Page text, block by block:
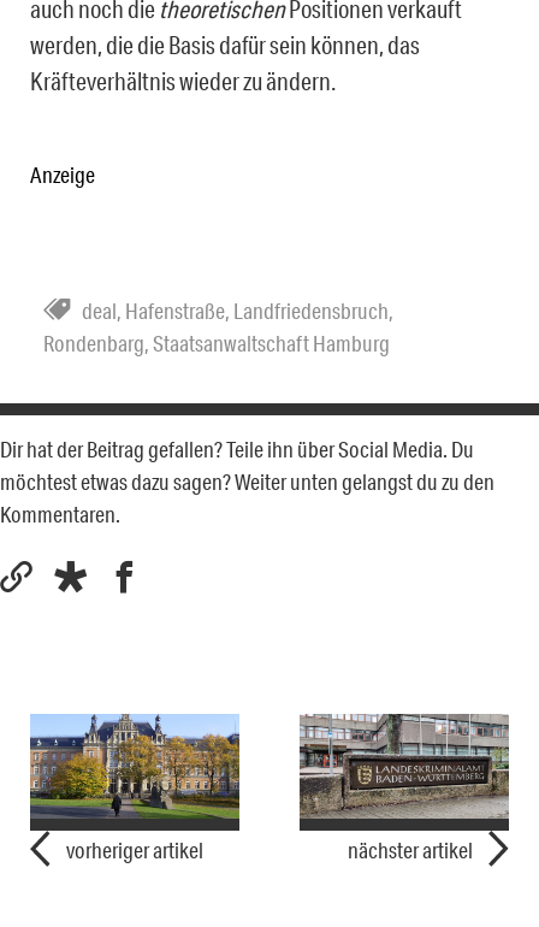
auch noch die theoretischenPositionen verkauft
werden, die die Basis dafür sein können, das
Kräfteverhältnis wieder zu ändern.
Anzeige
deal, Hafenstraße, Landfriedensbruch,
Rondenbarg,Staatsanwaltschaft Hamburg
Dir hat der Beitrag gefallen? Teile ihn über Social Media. Du
möchtest etwas dazu sagen? Weiter unten gelangst du zu den
Kommentaren.
vorheriger artikel nächster artikel